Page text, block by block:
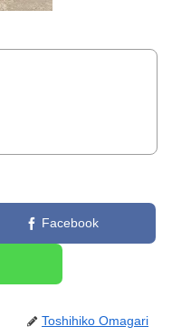
Facebook
Toshihiko Omagari